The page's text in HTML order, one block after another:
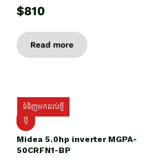
$810
Read more
ទំនិញមកដល់ថ្មី
ថ្មី
Midea 5.0hp inverter MGPA-
50CRFN1-BP